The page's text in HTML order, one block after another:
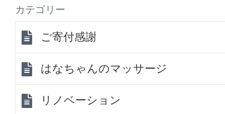
カテゴリー
ご寄付感謝
はなちゃんのマッサージ
リノベーション